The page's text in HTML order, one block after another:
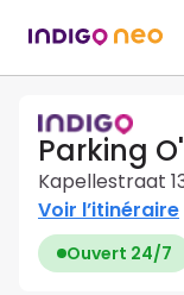
Parking
Kapellestraat
Voir l’itinéraire
Ouvert 24/7